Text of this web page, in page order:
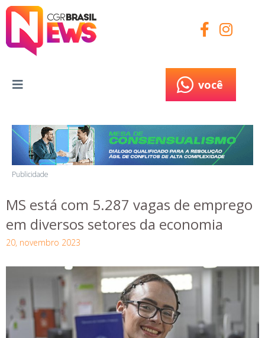
você
Publicidade
MS está com 5.287 vagas de emprego
em diversos setores da economia
20, novembro 2023